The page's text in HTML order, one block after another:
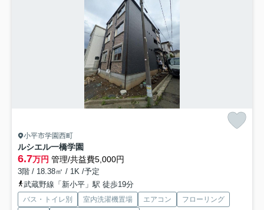
小平市学園西町
ルシエル一橋学園
6.7万円 管理/共益費5,000円
3階 / 18.38㎡ / 1K /予定
武蔵野線「新小平」駅 徒歩19分
バス・トイレ別 室内洗濯機置場 エアコン
フローリング